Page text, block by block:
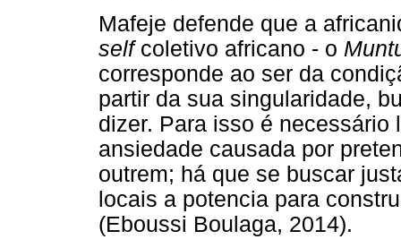
Mafeje defende que a
selfcoletivo africano - o
corresponde ao ser da
partir da sua singularidade,
dizer. Para isso é necessário
ansiedade causada por
outrem; há que se buscar
locais a potencia para
(Eboussi Boulaga, 2014).